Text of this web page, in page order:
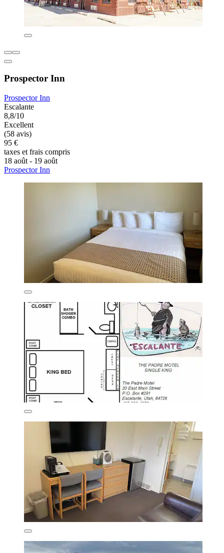
Prospector Inn
Prospector Inn
Escalante
8,8/10
Excellent
(58 avis)
95 €
taxes et frais compris
18 août - 19 août
Prospector Inn